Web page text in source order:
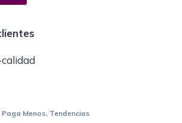
Menos Tendencias